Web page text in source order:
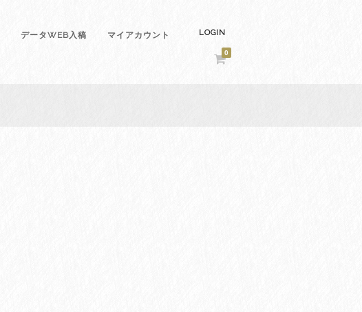
データWEB入稿 マイアカウント LOGIN
0